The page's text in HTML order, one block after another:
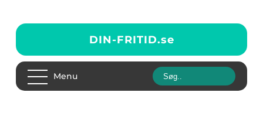
DIN-FRITID.se
Menu